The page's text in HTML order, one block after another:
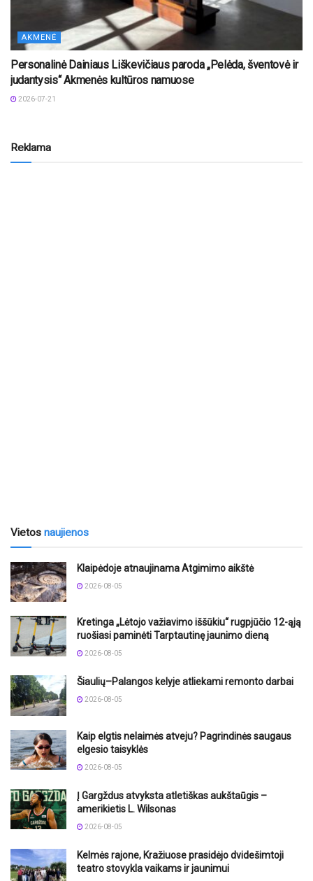
AKMENĖ
Personalinė Dainiaus Liškevičiaus paroda „Pelėda, šventovė ir
judantysis“ Akmenės kultūros namuose
2026-07-21
Reklama
Vietos naujienos
Klaipėdoje atnaujinama Atgimimo aikštė
2026-08-05
Kretinga „Lėtojo važiavimo iššūkiu“ rugpjūčio 12-ąją
ruošiasi paminėti Tarptautinę jaunimo dieną
2026-08-05
Šiaulių–Palangos kelyje atliekami remonto darbai
2026-08-05
Kaip elgtis nelaimės atveju? Pagrindinės saugaus
elgesio taisyklės
2026-08-05
Į Gargždus atvyksta atletiškas aukštaūgis –
amerikietis L. Wilsonas
2026-08-05
Kelmės rajone, Kražiuose prasidėjo dvidešimtoji
teatro stovykla vaikams ir jaunimui